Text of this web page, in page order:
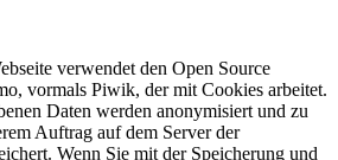
verwendet den Open Source
vormals Piwik, der mit Cookies arbeitet.
Daten werden anonymisiert und zu
Auftrag auf dem Server der
Wenn Sie mit der Speicherung und